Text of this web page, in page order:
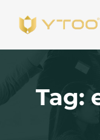
Tag: